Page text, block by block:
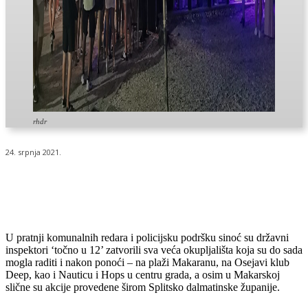
rhdr
24. srpnja 2021.
U pratnji komunalnih redara i policijsku podršku sinoć su državni
inspektori ‘točno u 12’ zatvorili sva veća okupljališta koja su do sada
mogla raditi i nakon ponoći – na plaži Makaranu, na Osejavi klub
Deep, kao i Nauticu i Hops u centru grada, a osim u Makarskoj
slične su akcije provedene širom Splitsko dalmatinske županije.